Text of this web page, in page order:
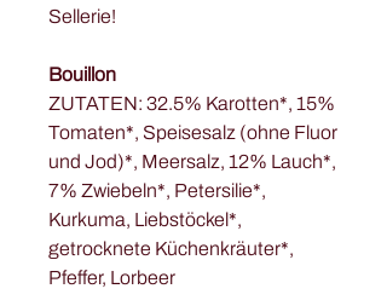
Sellerie!
Bouillon
ZUTATEN: 32.5% Karotten*, 15%
Tomaten*, Speisesalz (ohne Fluor
und Jod)*, Meersalz, 12% Lauch*,
7% Zwiebeln*, Petersilie*,
Kurkuma, Liebstöckel*,
getrocknete Küchenkräuter*,
Pfeffer, Lorbeer